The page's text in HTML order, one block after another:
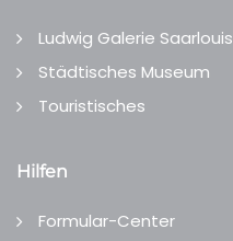
Ludwig Galerie Saarlouis
Städtisches Museum
Touristisches
Hilfen
Formular-Center